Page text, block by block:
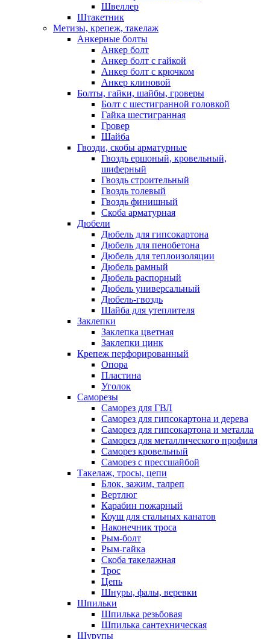
Швеллер
Штакетник
Метизы, крепеж, такелаж
Анкерные болты
Анкер болт
Анкер болт с гайкой
Анкер болт с крючком
Анкер клиновой
Болты, гайки, шайбы, гроверы
Болт c шестигранной головкой
Гайка шестигранная
Гровер
Шайба
Гвозди, скобы арматурные
Гвоздь ершоный, кровельный,
шиферный
Гвоздь строительный
Гвоздь толевый
Гвоздь финишный
Скоба арматурная
Дюбели
Дюбель для гипсокартона
Дюбель для пенобетона
Дюбель для теплоизоляции
Дюбель рамный
Дюбель распорный
Дюбель универсальный
Дюбель-гвоздь
Шайба для утеплителя
Заклепки
Заклепка цветная
Заклепки цинк
Крепеж перфорированный
Опора
Пластина
Уголок
Саморезы
Саморез для ГВЛ
Саморез для гипсокартона и дерева
Саморез для гипсокартона и металла
Саморез для металлического профиля
Саморез кровельный
Саморез с прессшайбой
Такелаж, тросы, цепи
Блок, зажим, талреп
Вертлюг
Карабин пожарный
Коуш для стальных канатов
Наконечник троса
Рым-болт
Рым-гайка
Скоба такелажная
Трос
Цепь
Шнуры, фалы, веревки
Шпильки
Шпилька резьбовая
Шпилька сантехническая
Шурупы